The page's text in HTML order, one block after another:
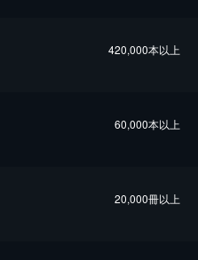
420,000本以上
60,000本以上
20,000冊以上